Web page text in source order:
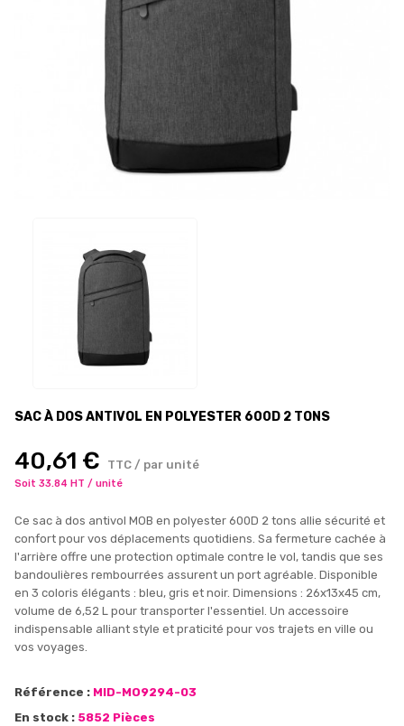
SAC À DOS ANTIVOL EN POLYESTER 600D 2 TONS
40,61 € TTC / par unité
Soit 33.84 HT / unité
Ce sac à dos antivol MOB en polyester 600D 2 tons allie sécurité et
confort pour vos déplacements quotidiens. Sa fermeture cachée à
l'arrière offre une protection optimale contre le vol, tandis que ses
bandoulières rembourrées assurent un port agréable. Disponible
en 3 coloris élégants : bleu, gris et noir. Dimensions : 26x13x45 cm,
volume de 6,52 L pour transporter l'essentiel. Un accessoire
indispensable alliant style et praticité pour vos trajets en ville ou
vos voyages.
Référence : MID-MO9294-03
En stock : 5852 Pièces